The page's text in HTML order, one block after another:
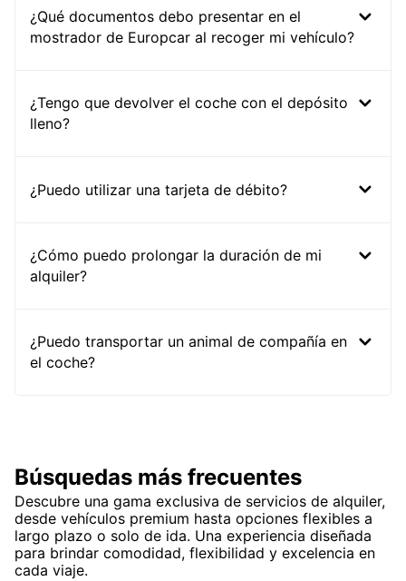
¿Qué documentos debo presentar en el
mostrador de Europcar al recoger mi vehículo?
¿Tengo que devolver el coche con el depósito
lleno?
¿Puedo utilizar una tarjeta de débito?
¿Cómo puedo prolongar la duración de mi
alquiler?
¿Puedo transportar un animal de compañía en
el coche?
Búsquedas más frecuentes
Descubre una gama exclusiva de servicios de alquiler,
desde vehículos premium hasta opciones flexibles a
largo plazo o solo de ida. Una experiencia diseñada
para brindar comodidad, flexibilidad y excelencia en
cada viaje.